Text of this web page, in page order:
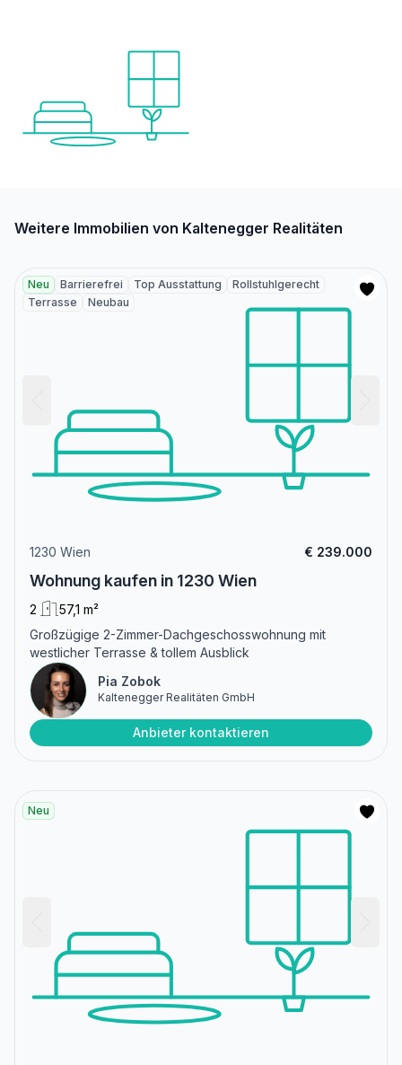
Weitere Immobilien von Kaltenegger Realitäten
Neu Barrierefrei Top Ausstattung
Rollstuhlgerecht
Terrasse
Neubau
1230 Wien € 239.000
Wohnung kaufen in 1230 Wien
2
57,1 m²
Großzügige 2-Zimmer-Dachgeschosswohnung mit
westlicher Terrasse & tollem Ausblick
Pia Zobok
Kaltenegger Realitäten GmbH
Anbieter kontaktieren
Neu